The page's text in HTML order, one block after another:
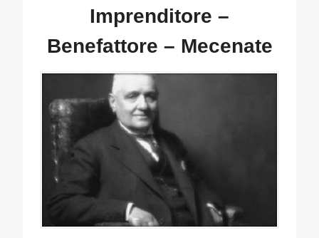
Imprenditore –
Benefattore – Mecenate